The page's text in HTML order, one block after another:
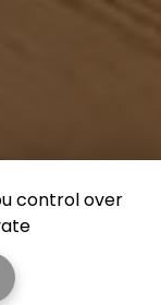
control over